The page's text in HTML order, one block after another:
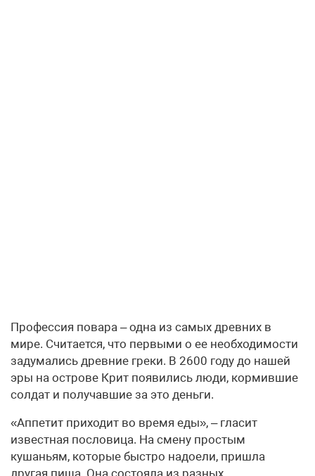
Профессия повара – одна из самых древних в
мире. Считается, что первыми о ее необходимости
задумались древние греки. В 2600 году до нашей
эры на острове Крит появились люди, кормившие
солдат и получавшие за это деньги.
«Аппетит приходит во время еды», – гласит
известная пословица. На смену простым
кушаньям, которые быстро надоели, пришла
другая пища. Она состояла из разных